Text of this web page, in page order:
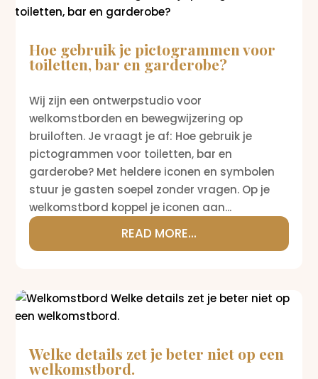
Hoe gebruik je pictogrammen voor
toiletten, bar en garderobe?
Wij zijn een ontwerpstudio voor
welkomstborden en bewegwijzering op
bruiloften. Je vraagt je af: Hoe gebruik je
pictogrammen voor toiletten, bar en
garderobe? Met heldere iconen en symbolen
stuur je gasten soepel zonder vragen. Op je
welkomstbord koppel je iconen aan...
READ MORE...
Welke details zet je beter niet op een
welkomstbord.